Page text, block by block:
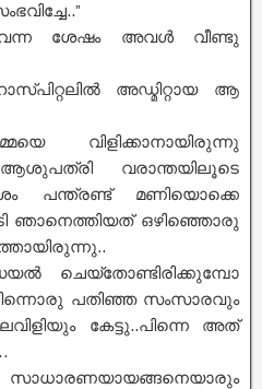
വന്ന ശേഷം അവൾ വീണ്ടു
അഡ്മിറ്റായ ആ
വിളിക്കാനായിരുന്നു
വരാന്തയിലൂടെ
പന്ത്രണ്ട് മണിയൊക്കെ
ഞാനെത്തിയത് ഒഴിഞ്ഞൊരു
ചെയ്തോണ്ടിരിക്കുമ്പോ
പതിഞ്ഞ സംസാരവും
കേട്ടു..പിന്നെ അത്